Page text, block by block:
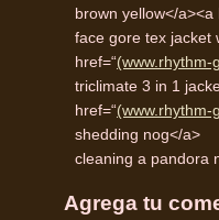
brown yellow</a><a
face gore tex jacket
href=“(www.rhythm-
triclimate 3 in 1
href=“(www.rhythm-
shedding nog</a>
cleaning a pandora
Agrega tu